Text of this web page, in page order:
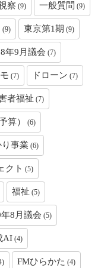
察 (9) 一般質問 (9)
(9) 東京第1期 (9)
年9月議会 (7)
(7) ドローン (7)
者福祉 (7)
算） (6)
事業 (6)
クト (5)
福祉 (5)
8月議会 (5)
AI (4)
FMひらかた (4)